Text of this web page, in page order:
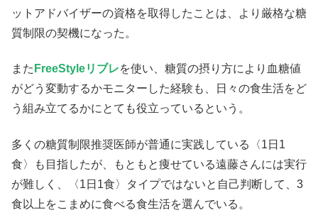
ットアドバイザーの資格を取得したことは、より厳格な糖
質制限の契機になった。
また FreeStyleリブレを使い、糖質の摂り方により血糖値
がどう変動するかモニターした経験も、日々の食生活をど
う組み立てるかにとても役立っているという。
多くの糖質制限推奨医師が普通に実践している〈1日1
食〉も目指したが、もともと痩せている遠藤さんには実行
が難しく、〈1日1食〉タイプではないと自己判断して、3
食以上をこまめに食べる食生活を選んでいる。